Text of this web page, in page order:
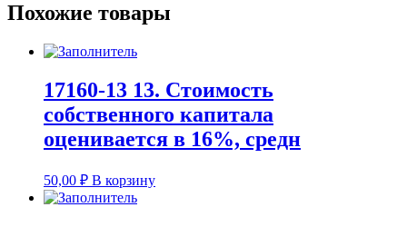
Похожие товары
17160-13 13. Стоимость
собственного капитала
оценивается в 16%, средн
50,00 ₽ В корзину